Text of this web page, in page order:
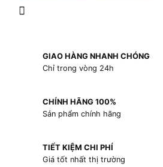
GIAO HÀNG NHANH CHÓNG
Chỉ trong vòng 24h
CHÍNH HÃNG 100%
Sản phẩm chính hãng
TIẾT KIỆM CHI PHÍ
Giá tốt nhất thị trường